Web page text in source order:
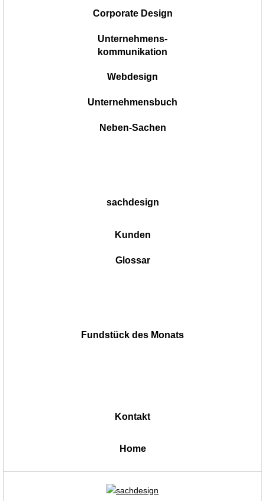
Corporate Design
Unternehmens-
kommunikation
Webdesign
Unternehmensbuch
Neben-Sachen
sachdesign
Kunden
Glossar
Fundstück des Monats
Kontakt
Home